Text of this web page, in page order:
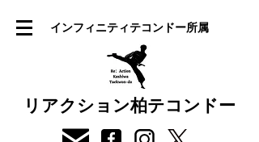
インフィニティテコンドー所属
リアクション柏テコンドー